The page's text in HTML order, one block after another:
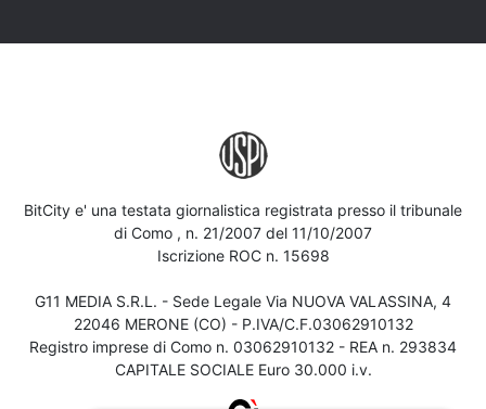
BitCity e' una testata giornalistica registrata presso il tribunale
di Como , n. 21/2007 del 11/10/2007
Iscrizione ROC n. 15698
G11 MEDIA S.R.L. - Sede Legale Via NUOVA VALASSINA, 4
22046 MERONE (CO) - P.IVA/C.F.03062910132
Registro imprese di Como n. 03062910132 - REA n. 293834
CAPITALE SOCIALE Euro 30.000 i.v.